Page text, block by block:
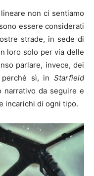
non ci sentiamo
essere considerati
strade, in sede di
loro solo per via delle
parlare, invece, dei
perché sì, in Starfield
narrativo da seguire e
incarichi di ogni tipo.